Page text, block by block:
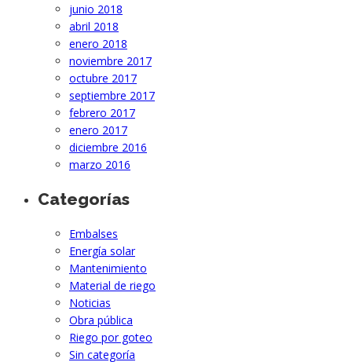
junio 2018
abril 2018
enero 2018
noviembre 2017
octubre 2017
septiembre 2017
febrero 2017
enero 2017
diciembre 2016
marzo 2016
Categorías
Embalses
Energía solar
Mantenimiento
Material de riego
Noticias
Obra pública
Riego por goteo
Sin categoría